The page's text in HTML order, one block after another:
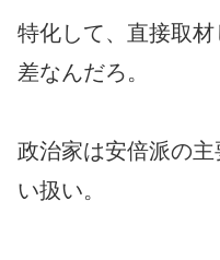
特化して、直接取
差なんだろ。
政治家は安倍派の
い扱い。